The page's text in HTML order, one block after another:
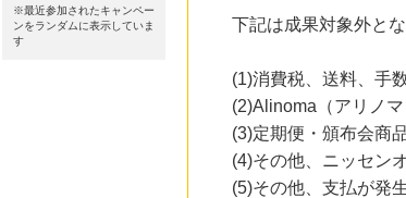
9時間前
※最近参加されたキャンペー
ンをランダムに表示していま
す
下記は成果対象外とな
(1)消費税、送料、手
(2)Alinoma（アリノ
(3)定期便・頒布会商
(4)その他、ニッセン
(5)その他、支払が発